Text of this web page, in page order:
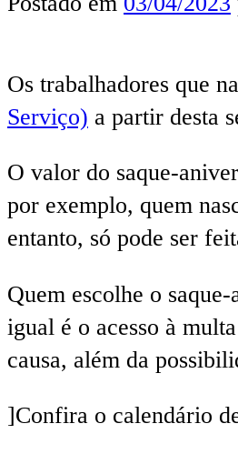
Os trabalhadores que
Serviço) a partir desta
O valor do saque-
por exemplo, quem
entanto, só pode ser
Quem escolhe o
igual é o acesso à
causa, além da
]Confira o calendário